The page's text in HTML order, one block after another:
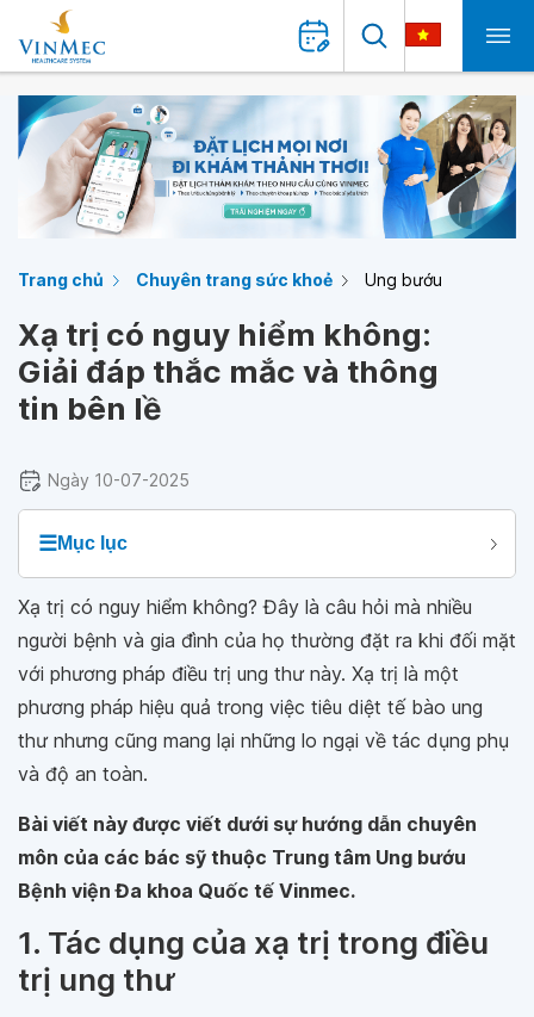
Trang chủ Chuyên trang sức khoẻ Ung bướu
Xạ trị có nguy hiểm không:
Giải đáp thắc mắc và thông
tin bên lề
Ngày 10-07-2025
☰Mục lục
Xạ trị có nguy hiểm không? Đây là câu hỏi mà nhiều
người bệnh và gia đình của họ thường đặt ra khi đối mặt
với phương pháp điều trị ung thư này. Xạ trị là một
phương pháp hiệu quả trong việc tiêu diệt tế bào ung
thư nhưng cũng mang lại những lo ngại về tác dụng phụ
và độ an toàn.
Bài viết này được viết dưới sự hướng dẫn chuyên
môn của các bác sỹ thuộc Trung tâm Ung bướu
Bệnh viện Đa khoa Quốc tế Vinmec.
1. Tác dụng của xạ trị trong điều
trị ung thư